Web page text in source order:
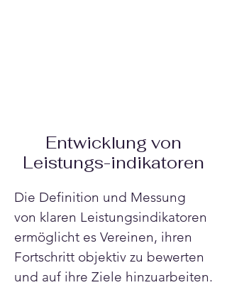
Entwicklung von
Leistungs-indikatoren
Die Definition und Messung
von klaren Leistungsindikatoren
ermöglicht es Vereinen, ihren
Fortschritt objektiv zu bewerten
und auf ihre Ziele hinzuarbeiten.